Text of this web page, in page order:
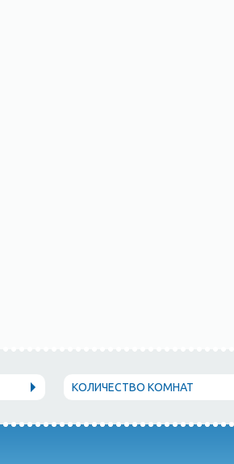
КОЛИЧЕСТВО КОМНАТ